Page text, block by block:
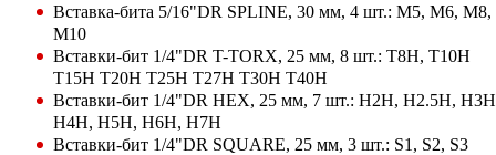
Вставка-бита 5/16"DR SPLINE, 30 мм, 4 шт.: M5, M6, M8,
M10
Вставки-бит 1/4"DR T-TORX, 25 мм, 8 шт.: T8H, T10H
T15H T20H T25H T27H T30H T40H
Вставки-бит 1/4"DR HEX, 25 мм, 7 шт.: H2H, H2.5H,
H4H, H5H, H6H, H7H
Вставки-бит 1/4"DR SQUARE, 25 мм, 3 шт.: S1, S2, S3